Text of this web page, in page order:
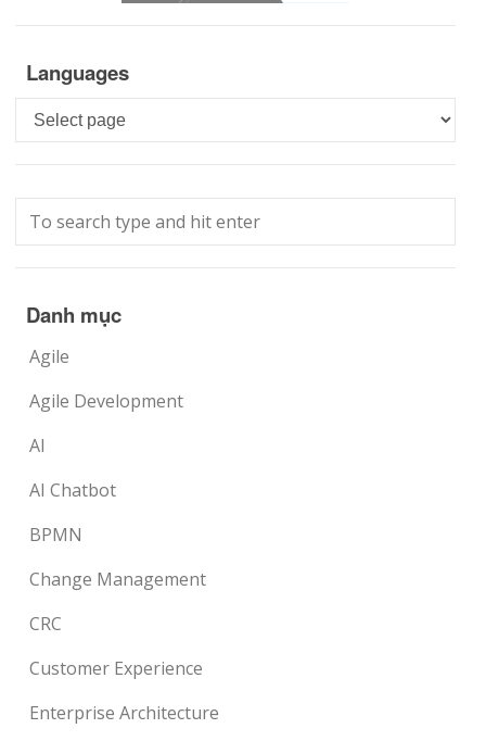
Languages
Languages
Danh mục
Agile
Agile Development
AI
AI Chatbot
BPMN
Change Management
CRC
Customer Experience
Enterprise Architecture